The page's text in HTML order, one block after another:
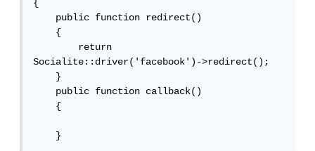
{
    public function redirect()
    {
        return
Socialite::driver('facebook')->redirect();
    }
    public function callback()
    {
    }